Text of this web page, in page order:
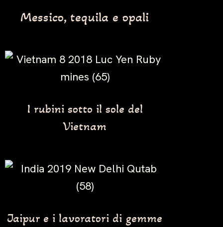
Messico, tequila e opali
I rubini sotto il sole del
Vietnam
Jaipur e i lavoratori di gemme